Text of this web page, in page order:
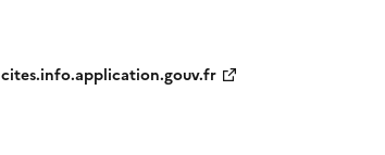
cites.info.application.gouv.fr